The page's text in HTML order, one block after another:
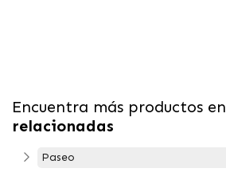
Encuentra más productos en
relacionadas
Paseo